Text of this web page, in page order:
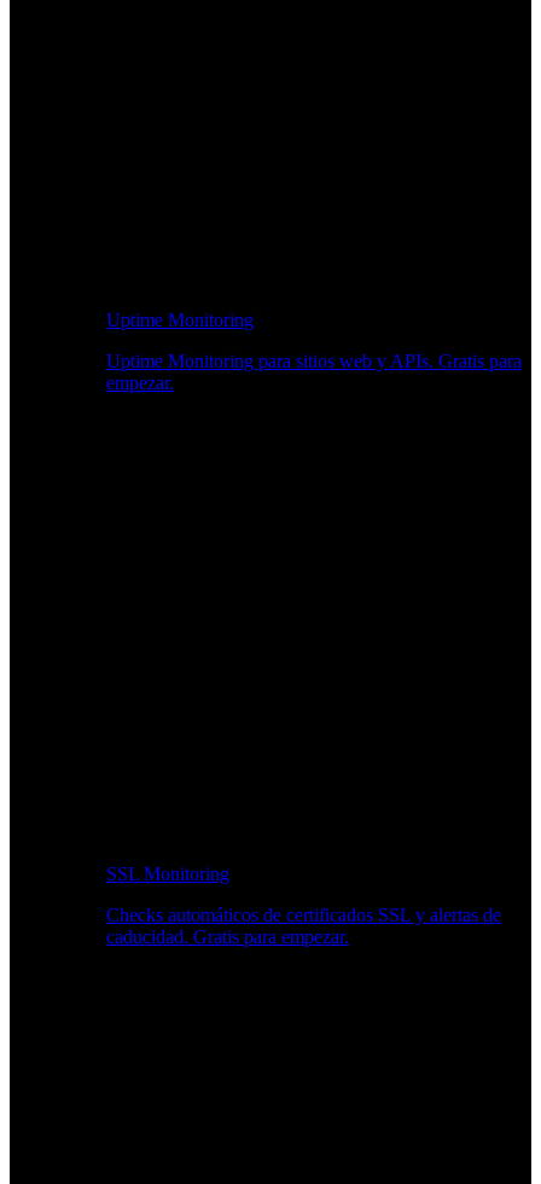
Uptime Monitoring
Uptime Monitoring para sitios web y APIs. Gratis para
empezar.
SSL Monitoring
Checks automáticos de certificados SSL y alertas de
caducidad. Gratis para empezar.